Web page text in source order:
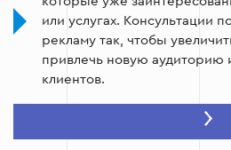
или услугах. Консультации
рекламу так, чтобы
привлечь новую аудиторию
клиентов.